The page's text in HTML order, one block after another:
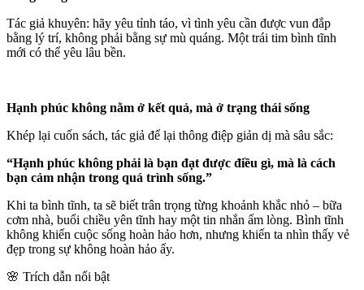
Tác giả khuyên: hãy yêu tỉnh táo, vì tình yêu cần được vun đắp
bằng lý trí, không phải bằng sự mù quáng. Một trái tim bình tĩnh
mới có thể yêu lâu bền.
Hạnh phúc không nằm ở kết quả, mà ở trạng thái sống
Khép lại cuốn sách, tác giả để lại thông điệp giản dị mà sâu sắc:
“Hạnh phúc không phải là bạn đạt được điều gì, mà là cách
bạn cảm nhận trong quá trình sống.”
Khi ta bình tĩnh, ta sẽ biết trân trọng từng khoảnh khắc nhỏ – bữa
cơm nhà, buổi chiều yên tĩnh hay một tin nhắn ấm lòng. Bình tĩnh
không khiến cuộc sống hoàn hảo hơn, nhưng khiến ta nhìn thấy vẻ
đẹp trong sự không hoàn hảo ấy.
🌸 Trích dẫn nổi bật